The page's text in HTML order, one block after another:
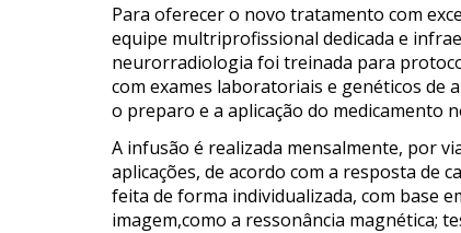
Para oferecer o novo tratamento com
equipe multriprofissional dedicada e
neurorradiologia foi treinada para
com exames laboratoriais e genéticos de
o preparo e a aplicação do medicamento
A infusão é realizada mensalmente, por
aplicações, de acordo com a resposta de
feita de forma individualizada, com base
imagem,como a ressonância magnética;